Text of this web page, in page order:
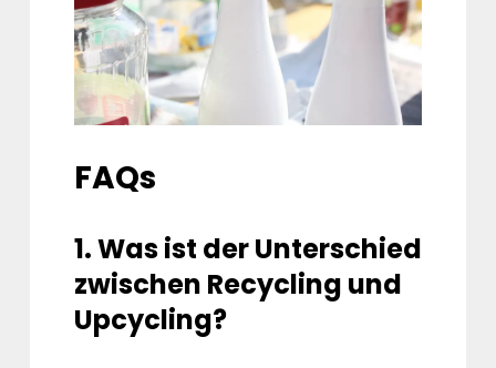
FAQs
1. Was ist der Unterschied
zwischen Recycling und
Upcycling?